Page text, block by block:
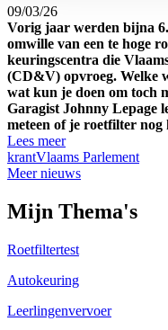
09/03/26
Vorig jaar werden bijna
omwille van een te hoge
keuringscentra die
(CD&V) opvroeg. Welke
wat kun je doen om toch
Garagist Johnny Lepage
meteen of je roetfilter nog
Lees meer
krantVlaams Parlement
Meer nieuws
Mijn Thema's
Roetfiltertest
Autokeuring
Leerlingenvervoer